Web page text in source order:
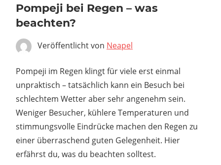
Pompeji bei Regen – was
beachten?
Veröffentlicht von Neapel
Pompeji im Regen klingt für viele erst einmal
unpraktisch – tatsächlich kann ein Besuch bei
schlechtem Wetter aber sehr angenehm sein.
Weniger Besucher, kühlere Temperaturen und
stimmungsvolle Eindrücke machen den Regen zu
einer überraschend guten Gelegenheit. Hier
erfährst du, was du beachten solltest.